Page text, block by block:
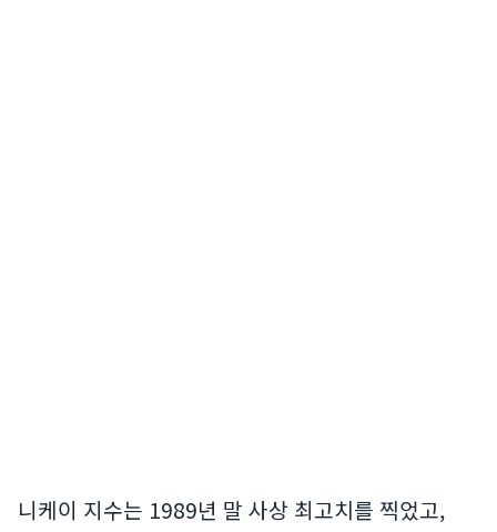
니케이 지수는 1989년 말 사상 최고치를 찍었고,